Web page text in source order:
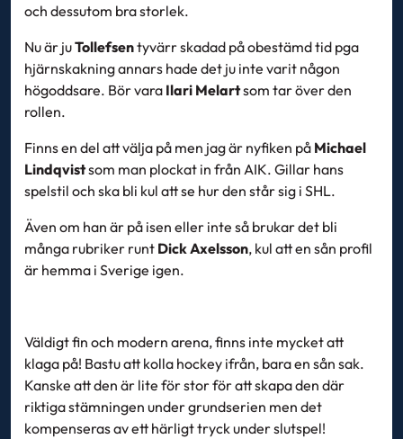
och dessutom bra storlek.
Nu är juTollefsentyvärr skadad på obestämd tid pga
hjärnskakning annars hade det ju inte varit någon
högoddsare. Bör vara Ilari Melartsom tar över den
rollen.
Finns en del att välja på men jag är nyfiken på Michael
Lindqvistsom man plockat in från AIK. Gillar hans
spelstil och ska bli kul att se hur den står sig i SHL.
Även om han är på isen eller inte så brukar det bli
många rubriker runt Dick Axelsson, kul att en sån profil
är hemma i Sverige igen.
Väldigt fin och modern arena, finns inte mycket att
klaga på! Bastu att kolla hockey ifrån, bara en sån sak.
Kanske att den är lite för stor för att skapa den där
riktiga stämningen under grundserien men det
kompenseras av ett härligt tryck under slutspel!